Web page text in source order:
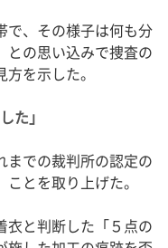
、その様子は何も分
との思い込みで捜査の
を示した。
た」
での裁判所の認定の
とを取り上げた。
と判断した「５点の